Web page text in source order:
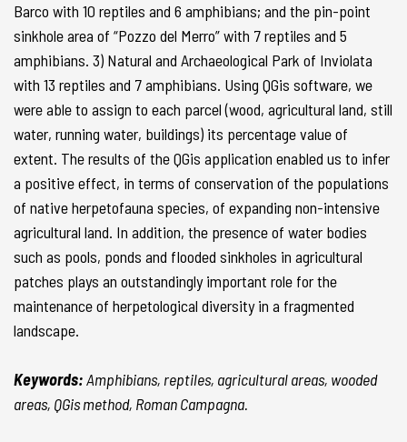
Barco with 10 reptiles and 6 amphibians; and the pin-point
sinkhole area of “Pozzo del Merro” with 7 reptiles and 5
amphibians. 3) Natural and Archaeological Park of Inviolata
with 13 reptiles and 7 amphibians. Using QGis software, we
were able to assign to each parcel (wood, agricultural land, still
water, running water, buildings) its percentage value of
extent. The results of the QGis application enabled us to infer
a positive effect, in terms of conservation of the populations
of native herpetofauna species, of expanding non-intensive
agricultural land. In addition, the presence of water bodies
such as pools, ponds and flooded sinkholes in agricultural
patches plays an outstandingly important role for the
maintenance of herpetological diversity in a fragmented
landscape.
Keywords:Amphibians, reptiles, agricultural areas, wooded
areas, QGis method, Roman Campagna.